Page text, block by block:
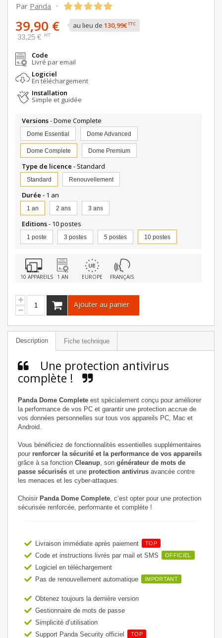
Par Panda -
39,90 € au lieu de 130,99€TTC
33,25 € HT
Code
Livré par email
Logiciel
En téléchargement
Installation
Simple et guidée
Versions- Dome Complete
Dome Essential Dome Advanced
Dome Complete Dome Premium
Type de licence - Standard
Standard Renouvellement
Durée - 1 an
1 an 2 ans 3 ans
Editions- 10 postes
1 poste 3 postes 5 postes 10 postes
10 APPAREILS 1 AN EUROPE FRANÇAIS
Ajouter au panier
Description Fiche technique
Une protection antivirus
complète !
Panda Dome Complete est spécialement conçu pour améliorer
la performance de vos PC et garantir une protection accrue de
vos données personnelles sur tous vos appareils PC, Mac et
Android.
Vous bénéficiez de fonctionnalités essentielles supplémentaires
pour renforcer la sécurité et la performance de vos appareils
grâce à sa fonction Cleanup, son générateur de mots de
passe sécurisés et une protection antivirus avancée contre
les menaces et les cyber-attaques.
Choisir Panda Dome Complete, c’est opter pour une protection
sécurisée renforcée, performante et complète !
Livraison immédiate après paiement TOP
Code et instructions livrés par mail et SMS OFFICIEL
Logiciel en téléchargement
Pas de renouvellement automatique
IMPORTANT
Obtenez toujours la dernière version
Gestionnaire de mots de passe
Simplicité d’utilisation
Support Panda Security officiel
TOP